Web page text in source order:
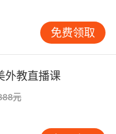
免费领取
外教直播课
元